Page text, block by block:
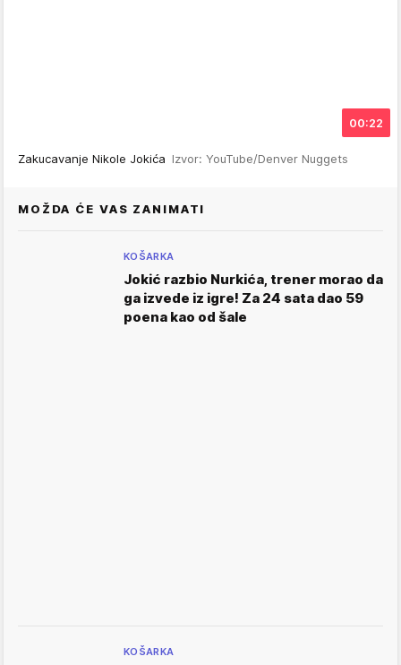
00:22
Zakucavanje Nikole Jokića Izvor: YouTube/Denver Nuggets
MOŽDA ĆE VAS ZANIMATI
KOŠARKA
Jokić razbio Nurkića, trener morao da
ga izvede iz igre! Za 24 sata dao 59
poena kao od šale
KOŠARKA